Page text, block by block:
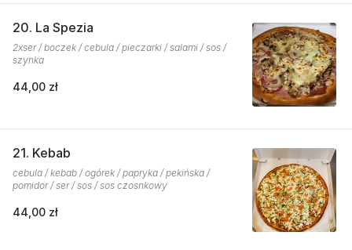
20. La Spezia
2xser / boczek / cebula / pieczarki / salami / sos /
szynka
44,00 zł
21. Kebab
cebula / kebab / ogórek / papryka / pekińska /
pomidor / ser / sos / sos czosnkowy
44,00 zł